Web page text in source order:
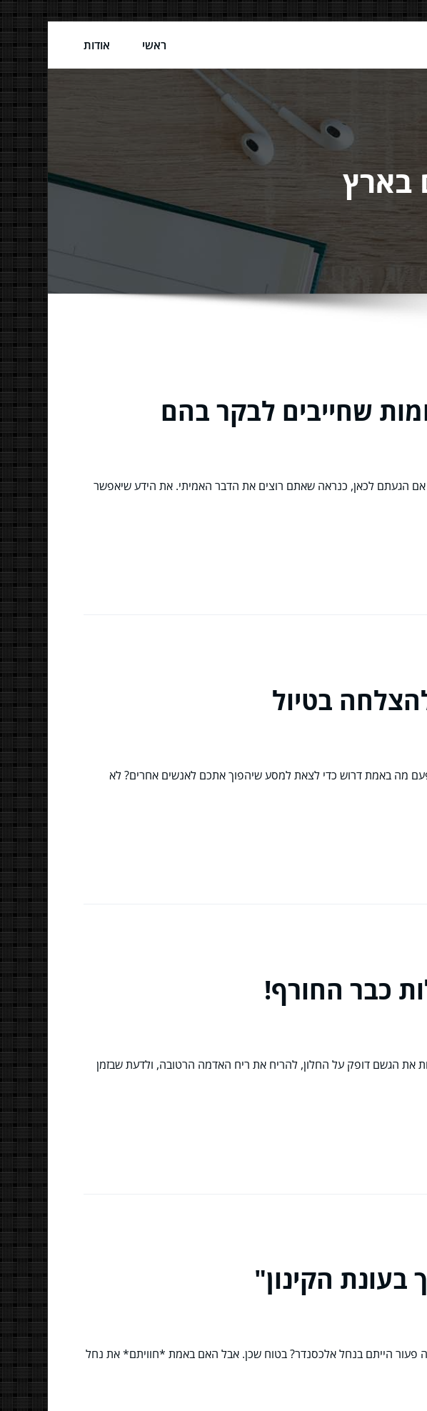
ראשי אודות
בארץ
שחייבים לבקר בהם
הגעתם לכאן, כנראה שאתם רוצים את הדבר האמיתי. את הידע שיאפשר
בטיול
מה באמת דרוש כדי לצאת למסע שיהפוך אתכם לאנשים אחרים? לא
כבר החורף!
מלראות את הגשם דופק על החלון, להריח את ריח האדמה הרטובה, ולדעת שבזמן
בעונת הקינון"
הייתם בנחל אלכסנדר? בטוח שכן. אבל האם באמת *חוויתם* את נחל